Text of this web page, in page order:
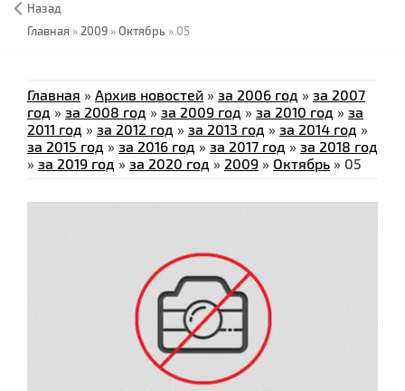
Назад
Главная » 2009 »Октябрь » 05
Главная » Архив новостей » за 2006 год » за 2007
год » за 2008 год » за 2009 год » за 2010 год » за
2011 год » за 2012 год » за 2013 год » за 2014 год »
за 2015 год » за 2016 год » за 2017 год » за 2018 год
» за 2019 год » за 2020 год » 2009 » Октябрь » 05